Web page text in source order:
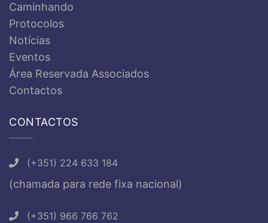
Caminhando
Protocolos
Notícias
Eventos
Área Reservada Associados
Contactos
CONTACTOS
(+351) 224 633 184
(chamada para rede fixa nacional)
(+351) 966 766 762